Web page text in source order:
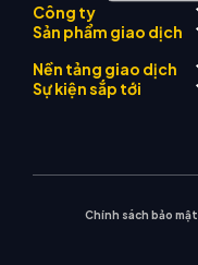
Công ty
Giới thiệu về
Đội
Drift
Triết lý công ty
Sản phẩm giao dịch
Forex
Kim loại quý
Năng lượng
Nền tảng giao dịch
MetaTrader 4
Sự kiện sắp tới
Chính sách bảo mật